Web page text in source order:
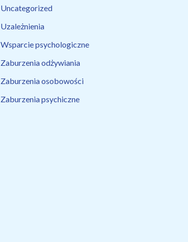
Uncategorized
Uzależnienia
Wsparcie psychologiczne
Zaburzenia odżywiania
Zaburzenia osobowości
Zaburzenia psychiczne